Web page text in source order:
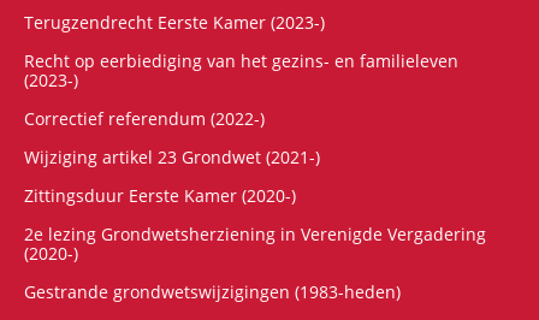
Terugzendrecht Eerste Kamer (2023-)
Recht op eerbiediging van het gezins- en familieleven
(2023-)
Correctief referendum (2022-)
Wijziging artikel 23 Grondwet (2021-)
Zittingsduur Eerste Kamer (2020-)
2e lezing Grondwetsherziening in Verenigde Vergadering
(2020-)
Gestrande grondwetswijzigingen (1983-heden)